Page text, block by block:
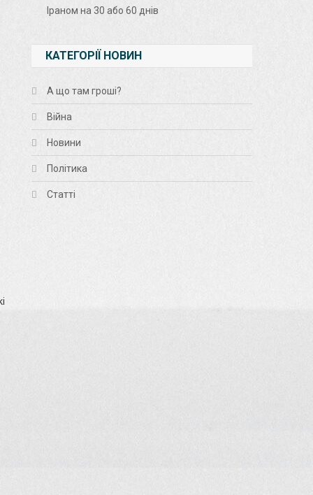
Іраном на 30 або 60 днів
КАТЕГОРІЇ НОВИН
А що там гроші?
Війна
Новини
Політика
Статті